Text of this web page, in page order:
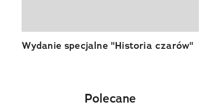
Wydanie specjalne "Historia czarów"
Polecane